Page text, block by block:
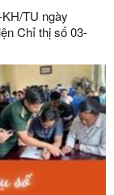
TU ngày
Chỉ thị số 03-
vật liệu xây